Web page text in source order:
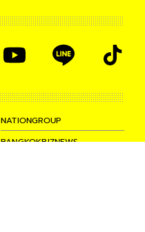
NATIONGROUP
BANGKOKBIZNEWS